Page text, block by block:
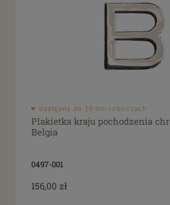
dostępny do 10 dni roboczych
Plakietka kraju pochodzenia
Belgia
0497-001
156,00 zł